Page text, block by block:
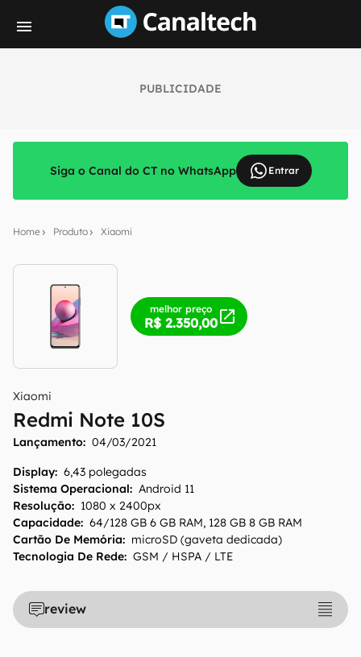
PUBLICIDADE
Siga o Canal do CT no WhatsApp Entrar
Home Produto Xiaomi
melhor preço
R$ 2.350,00
Xiaomi
Redmi Note 10S
Lançamento: 04/03/2021
Display: 6,43 polegadas
Sistema Operacional: Android 11
Resolução: 1080 x 2400px
Capacidade: 64/128 GB 6 GB RAM, 128 GB 8 GB RAM
Cartão De Memória: microSD (gaveta dedicada)
Tecnologia De Rede: GSM / HSPA / LTE
review